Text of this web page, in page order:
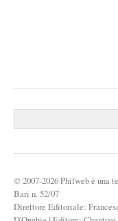
© 2007-2026 Philweb è una
Bari n. 52/07
Direttore Editoriale: